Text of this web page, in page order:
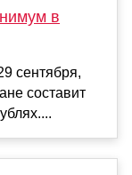
в
сентября,
составит